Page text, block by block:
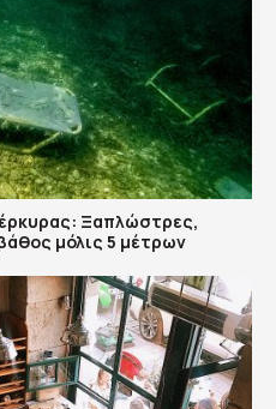
Ξαπλώστρες,
μόλις 5 μέτρων